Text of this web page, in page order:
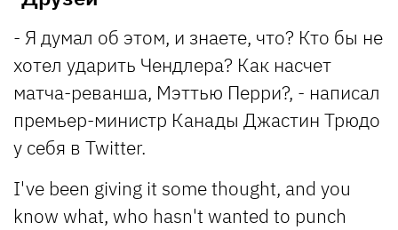
- Я думал об этом, и знаете, что? Кто бы не
хотел ударить Чендлера? Как насчет
матча-реванша, Мэттью Перри?, - написал
премьер-министр Канады Джастин Трюдо
у себя в Twitter.
I've been giving it some thought, and you
know what, who hasn't wanted to punch